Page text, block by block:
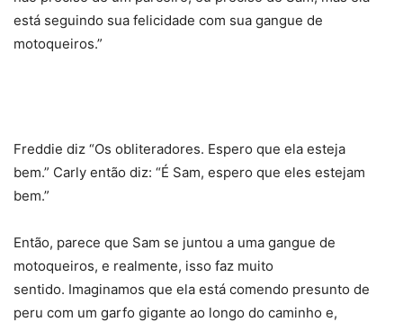
está seguindo sua felicidade com sua gangue de
motoqueiros.”
Freddie diz “Os obliteradores. Espero que ela esteja
bem.” Carly então diz: “É Sam, espero que eles estejam
bem.”
Então, parece que Sam se juntou a uma gangue de
motoqueiros, e realmente, isso faz muito
sentido. Imaginamos que ela está comendo presunto de
peru com um garfo gigante ao longo do caminho e,